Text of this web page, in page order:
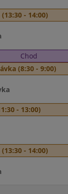
- 14:00)
Chod
(8:30 - 9:00)
- 13:00)
- 14:00)